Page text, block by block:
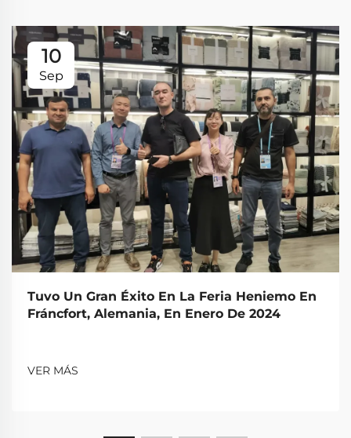
10
Sep
Tuvo Un Gran Éxito En La Feria Heniemo En
Fráncfort, Alemania, En Enero De 2024
VER MÁS